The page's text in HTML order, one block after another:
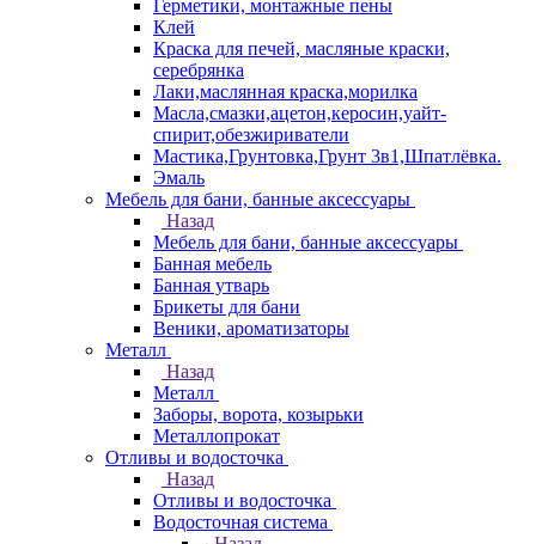
Герметики, монтажные пены
Клей
Краска для печей, масляные краски,
серебрянка
Лаки,маслянная краска,морилка
Масла,смазки,ацетон,керосин,уайт-
спирит,обезжириватели
Мастика,Грунтовка,Грунт 3в1,Шпатлёвка.
Эмаль
Мебель для бани, банные аксессуары
Назад
Мебель для бани, банные аксессуары
Банная мебель
Банная утварь
Брикеты для бани
Веники, ароматизаторы
Металл
Назад
Металл
Заборы, ворота, козырьки
Металлопрокат
Отливы и водосточка
Назад
Отливы и водосточка
Водосточная система